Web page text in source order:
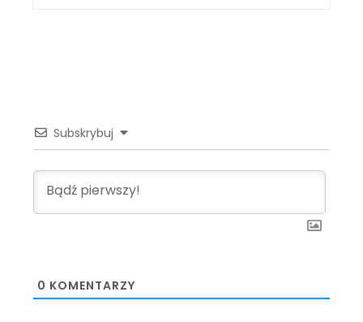
Subskrybuj
0 KOMENTARZY